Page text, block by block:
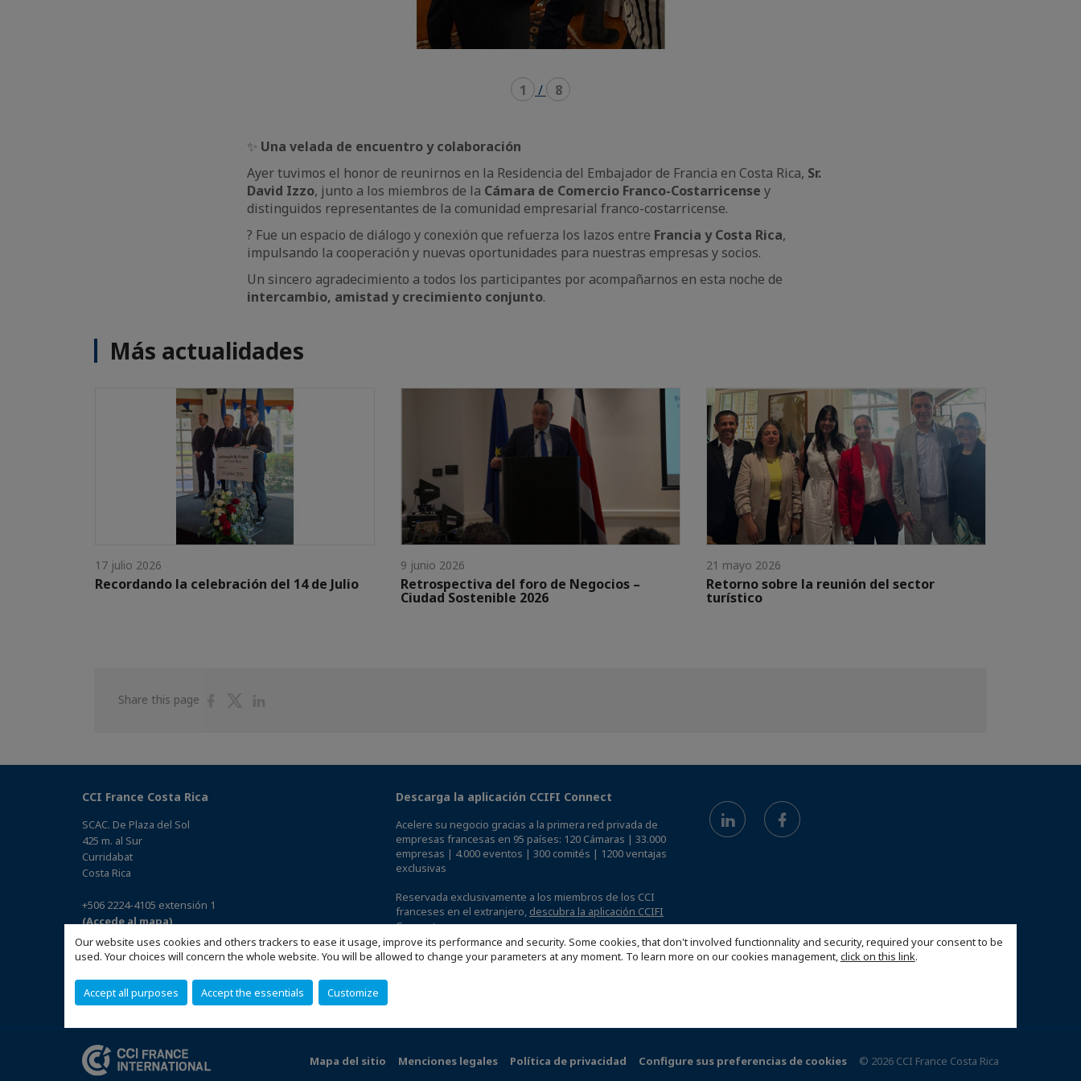
Our website uses cookies and others trackers to ease it usage, improve its performance and security. Some cookies, that don't involved functionnality and security, required your consent to be
used. Your choices will concern the whole website. You will be allowed to change your parameters at any moment. To learn more on our cookies management,click on this link.
Accept all purposes Accept the essentials Customize
1 / 8
✨ Una velada de encuentro y colaboración
Ayer tuvimos el honor de reunirnos en la Residencia del Embajador de Francia en Costa Rica, Sr.
David Izzo, junto a los miembros de la Cámara de Comercio Franco-Costarricense y
distinguidos representantes de la comunidad empresarial franco-costarricense.
? Fue un espacio de diálogo y conexión que refuerza los lazos entre Francia y Costa Rica,
impulsando la cooperación y nuevas oportunidades para nuestras empresas y socios.
Un sincero agradecimiento a todos los participantes por acompañarnos en esta noche de
intercambio, amistad y crecimiento conjunto.
Más actualidades
17 julio 2026
Recordando la celebración del 14 de Julio
9 junio 2026
Retrospectiva del foro de Negocios –
Ciudad Sostenible 2026
21 mayo 2026
Retorno sobre la reunión del sector
turístico
Share this page
ShareShare
CCI France Costa Rica
SCAC. De Plaza del Sol
425 m. al Sur
Curridabat
Costa Rica
+506 2224-4105 extensión 1
(Accede al mapa)
Descarga la aplicación CCIFI Connect
Acelere su negocio gracias a la primera red privada de
empresas francesas en 95 países: 120 Cámaras | 33.000
empresas | 4.000 eventos | 300 comités | 1200 ventajas
exclusivas
Reservada exclusivamente a los miembros de los CCI
franceses en el extranjero, descubra la aplicación CCIFI
Connect..
Mapa del sitio Menciones legales Política de privacidad Configure sus preferencias de cookies © 2026 CCI France Costa Rica